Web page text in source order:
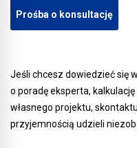
Prośba o konsultację
Jeśli chcesz dowiedzieć się
o poradę eksperta,
własnego projektu,
przyjemnością udzieli